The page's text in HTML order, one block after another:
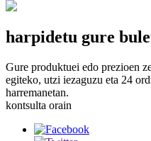
harpidetu gure
Gure produktuei edo prezioen
egiteko, utzi iezaguzu eta 24
harremanetan.
kontsulta orain